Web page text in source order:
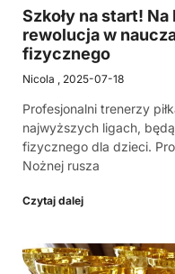
Szkoły na start!
rewolucja w
fizycznego
Nicola 2025-07-18
Profesjonalni trenerzy
najwyższych ligach,
fizycznego dla dzieci.
Nożnej rusza
Czytaj dalej